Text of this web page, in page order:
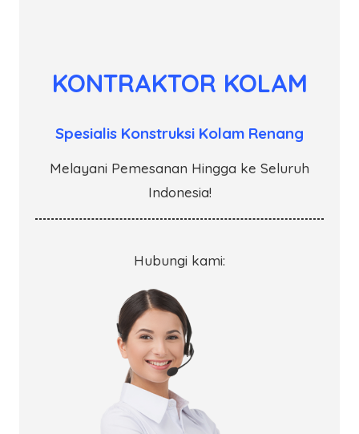
KONTRAKTOR KOLAM
Spesialis Konstruksi Kolam Renang
Melayani Pemesanan Hingga ke Seluruh
Indonesia!
Hubungi kami: